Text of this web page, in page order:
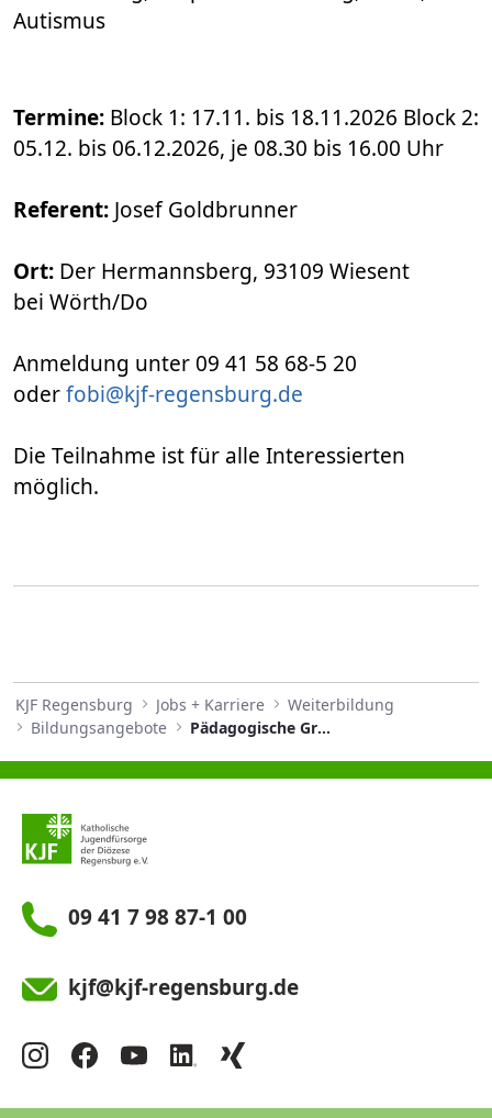
Autismus
Termine: Block 1: 17.11. bis 18.11.2026 Block 2:
05.12. bis 06.12.2026, je 08.30 bis 16.00 Uhr
Referent: Josef Goldbrunner
Ort: Der Hermannsberg, 93109 Wiesent
bei Wörth/Do
Anmeldung unter 09 41 58 68-5 20
oderfobi@kjf-regensburg.de
Die Teilnahme ist für alle Interessierten
möglich.
KJF Regensburg Jobs + Karriere
Weiterbildung
Bildungsangebote
Pädagogische Grundlagen für Schulbegleitungen
09 41 7 98 87-1 00
kjf@kjf-regensburg.de